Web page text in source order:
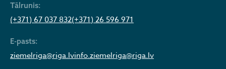
Tālrunis:
(+371) 67 037 832(+371) 26 596 971
E-pasts:
ziemelriga@riga.lvinfo.ziemelriga@riga.lv